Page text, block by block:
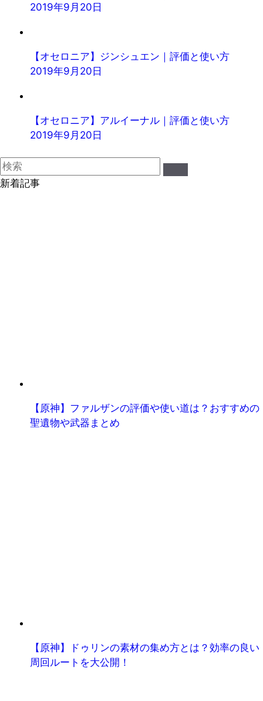
2019年9月20日
【オセロニア】ジンシュエン｜評価と使い方
2019年9月20日
【オセロニア】アルイーナル｜評価と使い方
2019年9月20日
新着記事
【原神】ファルザンの評価や使い道は？おすすめの
聖遺物や武器まとめ
【原神】ドゥリンの素材の集め方とは？効率の良い
周回ルートを大公開！